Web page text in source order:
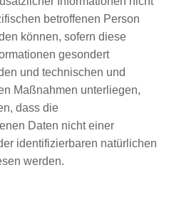
betroffenen Person
können, sofern diese
gesondert
und technischen und
Maßnahmen unterliegen,
dass die
Daten nicht einer
identifizierbaren natürlichen
werden.